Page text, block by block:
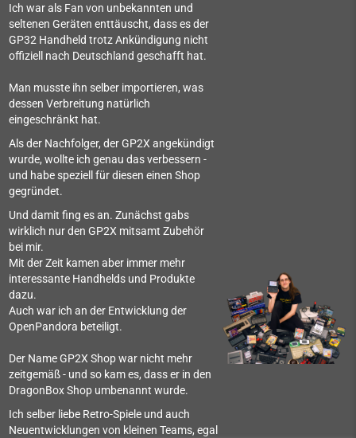
Ich war als Fan von unbekannten und
seltenen Geräten enttäuscht, dass es der
GP32 Handheld trotz Ankündigung nicht
offiziell nach Deutschland geschafft hat.
Man musste ihn selber importieren, was
dessen Verbreitung natürlich
eingeschränkt hat.
Als der Nachfolger, der GP2X angekündigt
wurde, wollte ich genau das verbessern -
und habe speziell für diesen einen Shop
gegründet.
Und damit fing es an. Zunächst gabs
wirklich nur den GP2X mitsamt Zubehör
bei mir.
Mit der Zeit kamen aber immer mehr
interessante Handhelds und Produkte
dazu.
Auch war ich an der Entwicklung der
OpenPandora beteiligt.
Der Name GP2X Shop war nicht mehr
zeitgemäß - und so kam es, dass er in den
DragonBox Shop umbenannt wurde.
Ich selber liebe Retro-Spiele und auch
Neuentwicklungen von kleinen Teams, egal